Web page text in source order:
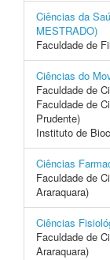
Ciências da
MESTRADO)
Faculdade de
Ciências do
Faculdade de
Faculdade de
Prudente)
Instituto de
Ciências
Faculdade de
Araraquara)
Ciências
Faculdade de
Araraquara)